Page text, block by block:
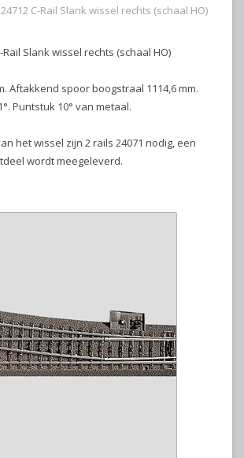
C-Rail Slank wissel rechts (schaal HO)
Rail Slank wissel rechts (schaal HO)
Aftakkend spoor boogstraal 1114,6 mm.
Puntstuk 10° van metaal.
het wissel zijn 2 rails 24071 nodig, een
wordt meegeleverd.